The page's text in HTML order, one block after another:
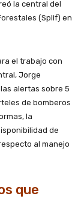
la central del
(Splif) en
el trabajo con
Jorge
alertas sobre 5
de bomberos
la
de
al manejo
que